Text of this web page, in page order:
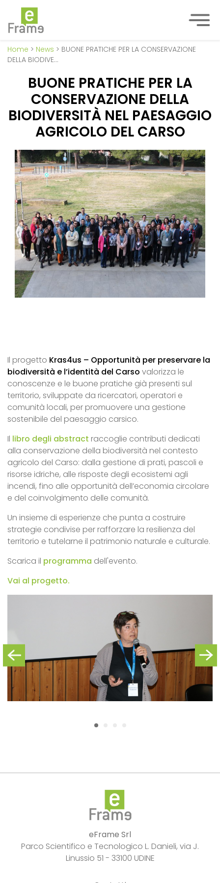
Home > News > BUONE PRATICHE PER LA CONSERVAZIONE
DELLA BIODIVE…
BUONE PRATICHE PER LA
CONSERVAZIONE DELLA
BIODIVERSITÀ NEL PAESAGGIO
AGRICOLO DEL CARSO
Il progetto Kras4us – Opportunità per preservare la
biodiversità e l’identità del Carso valorizza le
conoscenze e le buone pratiche già presenti sul
territorio, sviluppate da ricercatori, operatori e
comunità locali, per promuovere una gestione
sostenibile del paesaggio carsico.
Il libro degli abstract raccoglie contributi dedicati
alla conservazione della biodiversità nel contesto
agricolo del Carso: dalla gestione di prati, pascoli e
risorse idriche, alle risposte degli ecosistemi agli
incendi, fino alle opportunità dell’economia circolare
e del coinvolgimento delle comunità.
Un insieme di esperienze che punta a costruire
strategie condivise per rafforzare la resilienza del
territorio e tutelarne il patrimonio naturale e culturale.
Scarica il programma dell'evento.
Vai al progetto.
eFrame Srl
Parco Scientifico e Tecnologico L. Danieli, via J.
Linussio 51 - 33100 UDINE